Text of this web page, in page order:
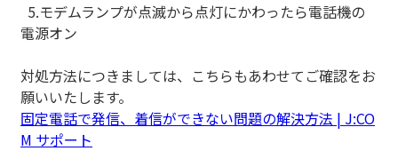
5.モデムランプが点滅から点灯にかわったら電話機の
電源オン
対処方法につきましては、こちらもあわせてご確認をお
願いいたします。
固定電話で発信、着信ができない問題の解決方法 | J:CO
M サポート